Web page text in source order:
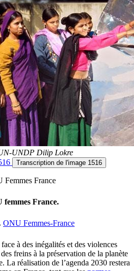
UNDP Dilip Lokre
Transcription de l'image 1516
Femmes France
France.
ONU Femmes-France
à des inégalités et des violences
freins à la préservation de la planète
La réalisation de l’agenda 2030 restera